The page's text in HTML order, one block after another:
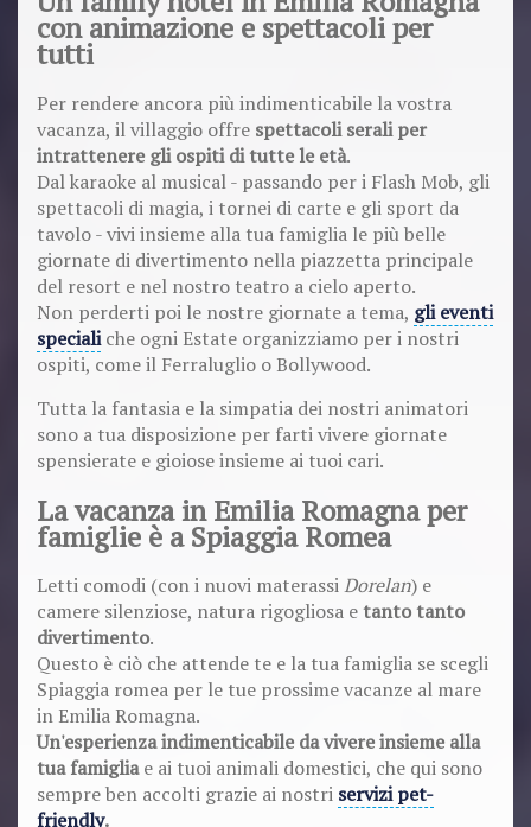
con animazione e spettacoli per
tutti
Per rendere ancora più indimenticabile la vostra
vacanza, il villaggio offre spettacoli serali per
intrattenere gli ospiti di tutte le età.
Dal karaoke al musical - passando per i Flash Mob, gli
spettacoli di magia, i tornei di carte e gli sport da
tavolo - vivi insieme alla tua famiglia le più belle
giornate di divertimento nella piazzetta principale
del resort e nel nostro teatro a cielo aperto.
Non perderti poi le nostre giornate a tema, gli eventi
speciali che ogni Estate organizziamo per i nostri
ospiti, come il Ferraluglio o Bollywood.
Tutta la fantasia e la simpatia dei nostri animatori
sono a tua disposizione per farti vivere giornate
spensierate e gioiose insieme ai tuoi cari.
La vacanza in Emilia Romagna per
famiglie è a Spiaggia Romea
Letti comodi (con i nuovi materassiDorelan) e
camere silenziose, natura rigogliosa etanto tanto
divertimento.
Questo è ciò che attende te e la tua famiglia se scegli
Spiaggia romea per le tue prossime vacanze al mare
in Emilia Romagna.
Un'esperienza indimenticabile da vivere insieme alla
tua famigliae ai tuoi animali domestici, che qui sono
sempre ben accolti grazie ai nostri servizi pet-
friendly.